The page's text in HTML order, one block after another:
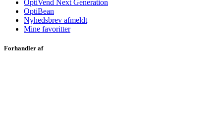
OptiVend Next Generation
OptiBean
Nyhedsbrev afmeldt
Mine favoritter
Forhandler af